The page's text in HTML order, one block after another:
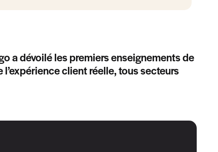
a dévoilé les premiers enseignements de
client réelle, tous secteurs